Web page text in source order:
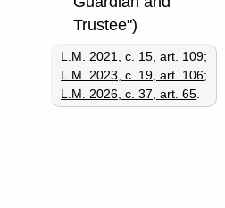
Trustee")
L.M. 2021, c. 15, art. 109;
L.M. 2023, c. 19, art. 106;
L.M. 2026, c. 37, art. 65.